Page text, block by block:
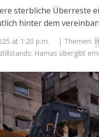
sterbliche Überreste
hinter dem
at 1:20 p.m. | Themen:
Hamas übergibt